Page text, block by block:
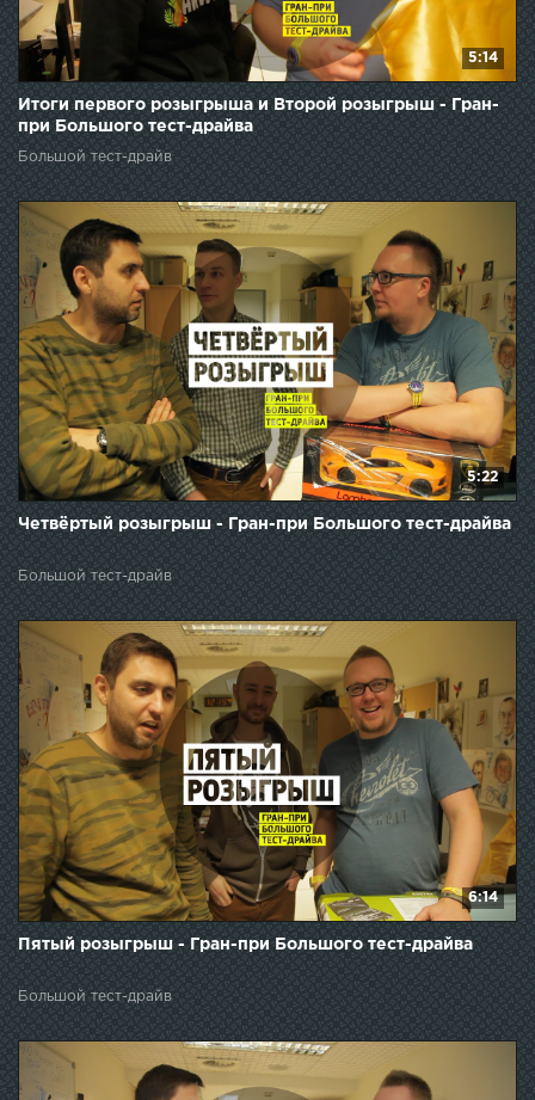
5:14
Итоги первого розыгрыша и Второй розыгрыш - Гран-
при Большого тест-драйва
Большой тест-драйв
5:22
Четвёртый розыгрыш - Гран-при Большого тест-драйва
Большой тест-драйв
6:14
Пятый розыгрыш - Гран-при Большого тест-драйва
Большой тест-драйв